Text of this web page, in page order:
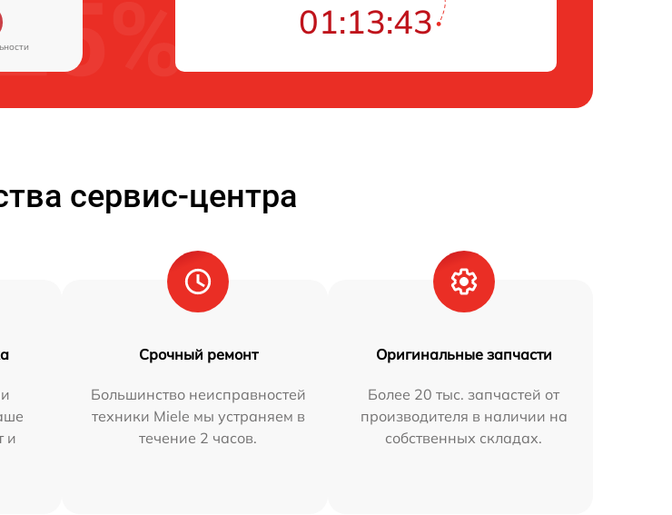
01:13:42
сервис-центра
и
Срочный ремонт
Большинство неисправностей
техники Miele мы устраняем в
течение 2 часов.
Оригинальные запчасти
Более 20 тыс. запчастей от
производителя в наличии на
собственных складах.